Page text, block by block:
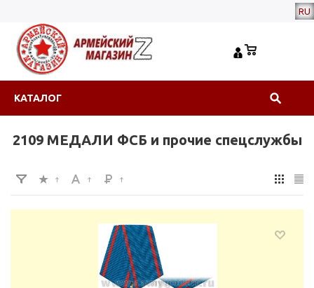
RU
КАТАЛОГ
2109 МЕДАЛИ ФСБ и прочие спецслужбы